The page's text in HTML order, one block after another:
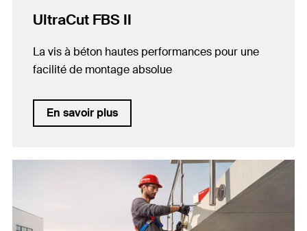
UltraCut FBS II
La vis à béton hautes performances pour une
facilité de montage absolue
En savoir plus